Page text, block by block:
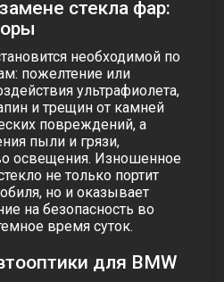
стекла фар:
необходимой по
пожелтение или
ультрафиолета,
и трещин от камней
повреждений, а
пыли и грязи,
освещения. Изношенное
не только портит
но и оказывает
на безопасность во
время суток.
для BMW